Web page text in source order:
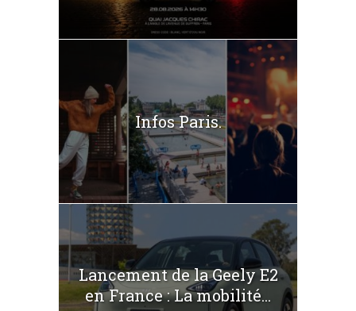
Infos Paris.
Lancement de la Geely E2
en France : La mobilité...